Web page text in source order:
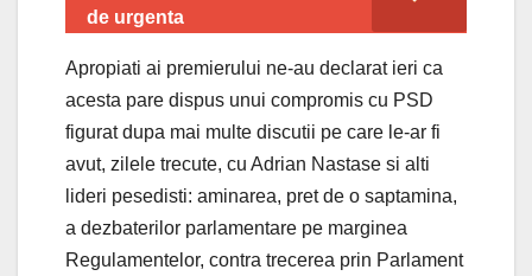
de urgenta
Apropiati ai premierului ne-au declarat ieri ca
acesta pare dispus unui compromis cu PSD
figurat dupa mai multe discutii pe care le-ar fi
avut, zilele trecute, cu Adrian Nastase si alti
lideri pesedisti: aminarea, pret de o saptamina,
a dezbaterilor parlamentare pe marginea
Regulamentelor, contra trecerea prin Parlament